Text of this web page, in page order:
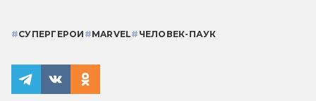
#СУПЕРГЕРОИ #MARVEL# ЧЕЛОВЕК-ПАУК